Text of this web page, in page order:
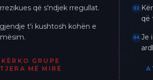
që s'ndjek rregullat.
t'i kushtosh kohën e
KËRKO GRUPE
TJERA MË MIRË
03
që
04 Je